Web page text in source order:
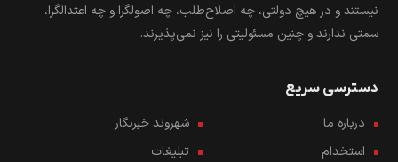
نیستند و در هیچ دولتی، چه اصلاح‌طلب، چه اصولگرا و چه اعتدالگرا،
سمتی ندارند و چنین مسئولیتی را نیز نمی‌پذیرند.
دسترسی سریع
درباره ما
شهروند خبرنگار
استخدام
تبلیغات